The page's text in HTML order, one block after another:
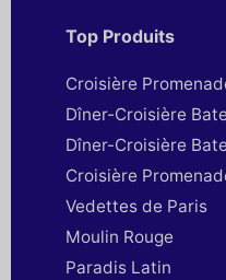
Top Produits
Croisière
Dîner-Croisière
Dîner-Croisière
Croisière
Vedettes de Paris
Moulin Rouge
Paradis Latin